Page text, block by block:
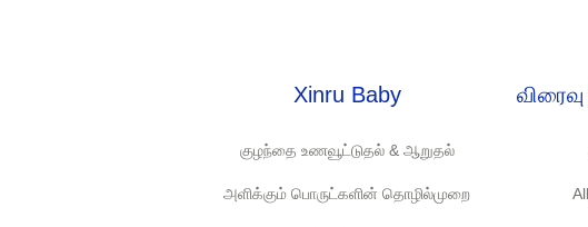
Xinru Baby
குழந்தை உணவூட்டுதல் & ஆறுதல்
அளிக்கும் பொருட்களின் தொழில்முறை